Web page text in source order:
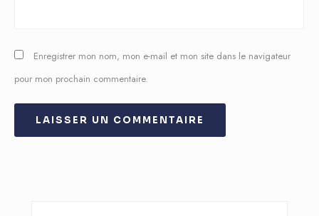
Enregistrer mon nom, mon e-mail et mon site dans le navigateur
pour mon prochain commentaire.